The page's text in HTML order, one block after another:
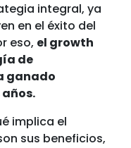
integral, ya
en el éxito del
eso, el growth
de
ganado
implica el
sus beneficios,